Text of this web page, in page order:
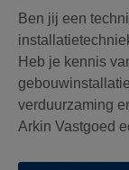
Ben jij een
Heb je kennis
verduurzaming
Arkin Vastgoed